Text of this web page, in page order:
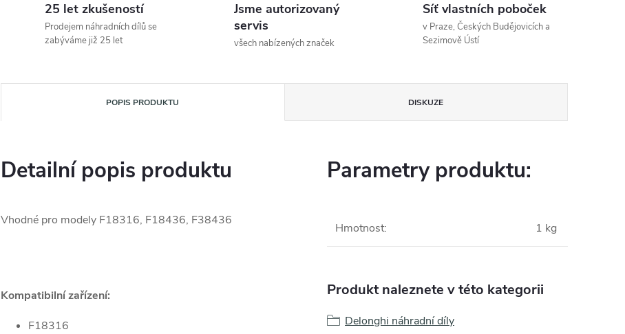
25 let zkušeností
Prodejem náhradních dílů se
zabýváme již 25 let
Jsme autorizovaný
servis
všech nabízených značek
Síť vlastních poboček
v Praze, Českých Budějovicích a
Sezimově Ústí
POPIS PRODUKTU DISKUZE
Detailní popis produktu
Vhodné pro modely F18316, F18436, F38436
Kompatibilní zařízení:
F18316
Parametry produktu:
Hmotnost: 1 kg
Produkt naleznete v této kategorii
Delonghi náhradní díly